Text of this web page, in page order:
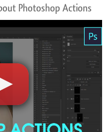
Photoshop Actions